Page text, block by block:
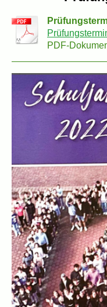
PDF-